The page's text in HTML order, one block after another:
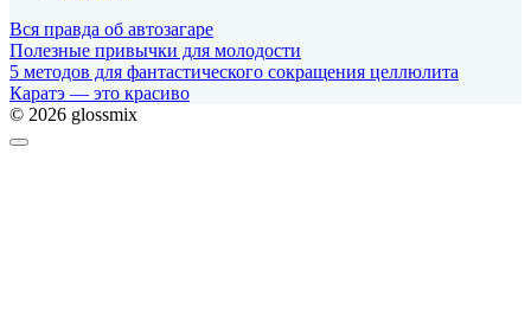
Вся правда об автозагаре
Полезные привычки для молодости
5 методов для фантастического сокращения целлюлита
Каратэ — это красиво
© 2026 glossmix